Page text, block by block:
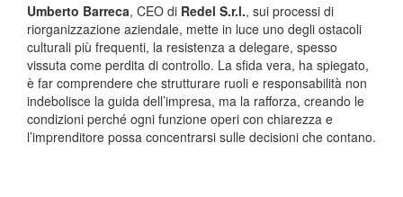
Umberto Barreca, CEO di Redel S.r.l., sui processi di
riorganizzazione aziendale, mette in luce uno degli ostacoli
culturali più frequenti, la resistenza a delegare, spesso
vissuta come perdita di controllo. La sfida vera, ha spiegato,
è far comprendere che strutturare ruoli e responsabilità non
indebolisce la guida dell’impresa, ma la rafforza, creando le
condizioni perché ogni funzione operi con chiarezza e
l’imprenditore possa concentrarsi sulle decisioni che contano.